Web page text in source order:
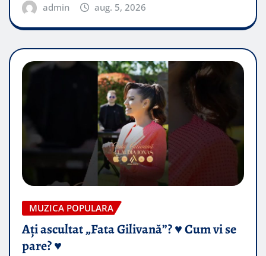
admin aug. 5, 2026
MUZICA POPULARA
Ați ascultat „Fata Gilivană”? ♥️ Cum vi se
pare? ♥️